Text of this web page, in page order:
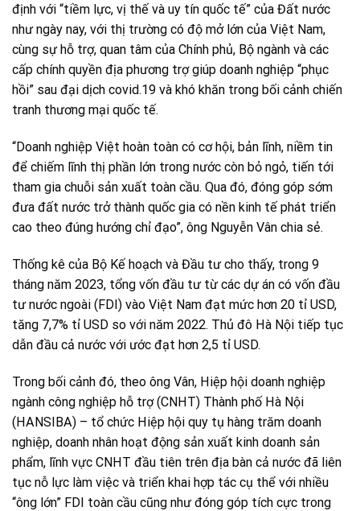
định với “tiềm lực, vị thế và uy tín quốc tế” của Đất nước
như ngày nay, với thị trường có độ mở lớn của Việt Nam,
cùng sự hỗ trợ, quan tâm của Chính phủ, Bộ ngành và các
cấp chính quyền địa phương trợ giúp doanh nghiệp “phục
hồi” sau đại dịch covid.19 và khó khăn trong bối cảnh chiến
tranh thương mại quốc tế.
“Doanh nghiệp Việt hoàn toàn có cơ hội, bản lĩnh, niềm tin
để chiếm lĩnh thị phần lớn trong nước còn bỏ ngỏ, tiến tới
tham gia chuỗi sản xuất toàn cầu. Qua đó, đóng góp sớm
đưa đất nước trở thành quốc gia có nền kinh tế phát triển
cao theo đúng hướng chỉ đạo”, ông Nguyễn Vân chia sẻ.
Thống kê của Bộ Kế hoạch và Đầu tư cho thấy, trong 9
tháng năm 2023, tổng vốn đầu tư từ các dự án có vốn đầu
tư nước ngoài (FDI) vào Việt Nam đạt mức hơn 20 tỉ USD,
tăng 7,7% tỉ USD so với năm 2022. Thủ đô Hà Nội tiếp tục
dẫn đầu cả nước với ước đạt hơn 2,5 tỉ USD.
Trong bối cảnh đó, theo ông Vân, Hiệp hội doanh nghiệp
ngành công nghiệp hỗ trợ (CNHT) Thành phố Hà Nội
(HANSIBA) – tổ chức Hiệp hội quy tụ hàng trăm doanh
nghiệp, doanh nhân hoạt động sản xuất kinh doanh sản
phẩm, lĩnh vực CNHT đầu tiên trên địa bàn cả nước đã liên
tục nỗ lực làm việc và triển khai hợp tác cụ thể với nhiều
“ông lớn” FDI toàn cầu cũng như đóng góp tích cực trong